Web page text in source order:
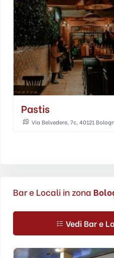
Pastis
Via Belvedere, 7c, 40121
Bar e Locali in zona
Vedi Bar e